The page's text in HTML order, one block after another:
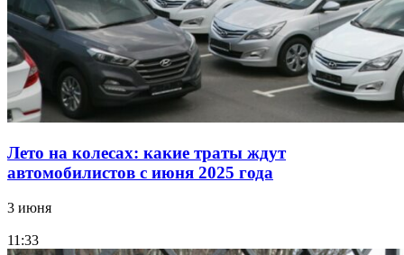
Лето на колесах: какие траты ждут
автомобилистов с июня 2025 года
3 июня
11:33